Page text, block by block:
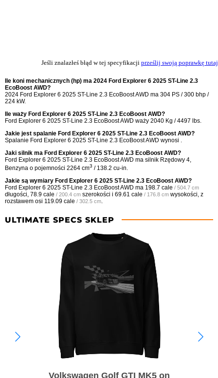
Jeśli znalazłeś błąd w tej specyfikacji prześlij swoją poprawkę tutaj
Ile koni mechanicznych (hp) ma 2024 Ford Explorer 6 2025 ST-Line 2.3
EcoBoost AWD?
2024 Ford Explorer 6 2025 ST-Line 2.3 EcoBoost AWD ma 304 PS / 300 bhp /
224 kW.
Ile waży Ford Explorer 6 2025 ST-Line 2.3 EcoBoost AWD?
Ford Explorer 6 2025 ST-Line 2.3 EcoBoost AWD waży 2040 Kg / 4497 lbs.
Jakie jest spalanie Ford Explorer 6 2025 ST-Line 2.3 EcoBoost AWD?
Spalanie Ford Explorer 6 2025 ST-Line 2.3 EcoBoost AWD wynosi .
Jaki silnik ma Ford Explorer 6 2025 ST-Line 2.3 EcoBoost AWD?
Ford Explorer 6 2025 ST-Line 2.3 EcoBoost AWD ma silnik Rzędowy 4,
Benzyna o pojemności 2264 cm3 / 138.2 cu-in.
Jakie są wymiary Ford Explorer 6 2025 ST-Line 2.3 EcoBoost AWD?
Ford Explorer 6 2025 ST-Line 2.3 EcoBoost AWD ma 198.7 cale / 504.7 cm
długości, 78.9 cale / 200.4 cm szerokości i 69.61 cale / 176.8 cm wysokości, z
rozstawem osi 119.09 cale / 302.5 cm.
ULTIMATE SPECS SKLEP